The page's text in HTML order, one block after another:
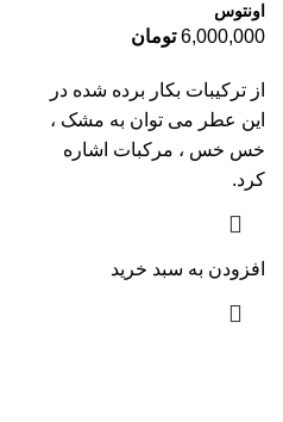
اونتوس
6,000,000 تومان
از ترکیبات بکار برده شده در
این عطر می توان به مشک ،
خس خس ، مرکبات اشاره
کرد.
افزودن به سبد خرید